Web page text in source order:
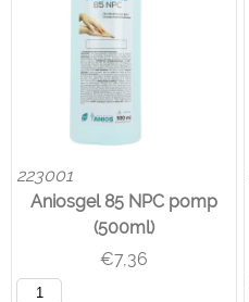
223001
Aniosgel 85 NPC pomp
(500ml)
€7,36